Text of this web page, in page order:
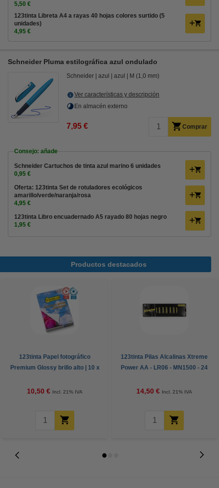
5,50 €
123tinta Libreta A4 a rayas 40 hojas colores surtido (5
unidades)
4,95 €
Schneider Pluma estilográfica azul ondulado
Schneider azul azul M (1,0 mm)
Ver características y descripción
En almacén externo
7,95 € Comprar
Consejo: añade
Schneider Cartuchos de tinta azul marino 6 unidades
0,95 €
Oferta: 123tinta Set de rotuladores ecológicos
amarillo/verde/naranja/rosa
4,95 €
123tinta Libro encuadernado A5 rayado 80 hojas negro
1,95 €
Productos destacados
123tinta Papel fotográfico
Premium Glossy brillo alto | 10 x
10,50 € Incl. 21% IVA
123tinta Pilas Alcalinas Xtreme
Power AA - LR06 - MN1500 - 24
14,50 € Incl. 21% IVA